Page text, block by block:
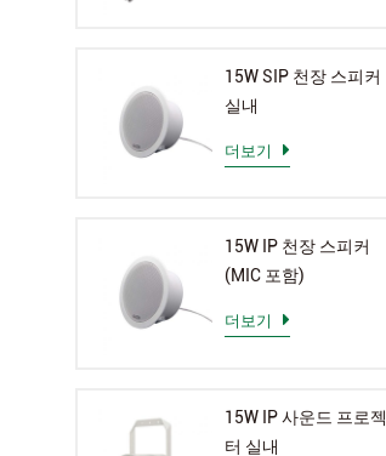
15W SIP 천장 스피커
실내
더보기
15W IP 천장 스피커
(MIC 포함)
더보기
15W IP 사운드 프로젝
터 실내